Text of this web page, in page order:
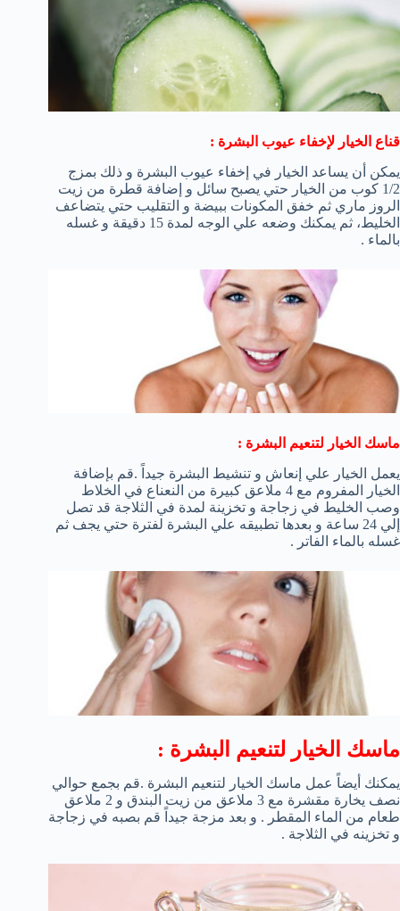
قناع الخيار لإخفاء عيوب البشرة :
يمكن أن يساعد الخيار في إخفاء عيوب البشرة و ذلك بمزج
1/2 كوب من الخيار حتي يصبح سائل و إضافة قطرة من زيت
الروز ماري ثم خفق المكونات ببيضة و التقليب حتي يتضاعف
الخليط، ثم يمكنك وضعه علي الوجه لمدة 15 دقيقة و غسله
بالماء .
ماسك الخيار لتنعيم البشرة :
يعمل الخيار علي إنعاش و تنشيط البشرة جيداً .قم بإضافة
الخيار المفروم مع 4 ملاعق كبيرة من النعناع في الخلاط
وصب الخليط في زجاجة و تخزينة لمدة في الثلاجة قد تصل
إلي 24 ساعة و بعدها تطبيقه علي البشرة لفترة حتي يجف ثم
غسله بالماء الفاتر .
ماسك الخيار لتنعيم البشرة :
يمكنك أيضاً عمل ماسك الخيار لتنعيم البشرة .قم بجمع حوالي
نصف يخارة مقشرة مع 3 ملاعق من زيت البندق و 2 ملاعق
طعام من الماء المقطر . و بعد مزجة جيداً قم بصبه في زجاجة
و تخزينه في الثلاجة .